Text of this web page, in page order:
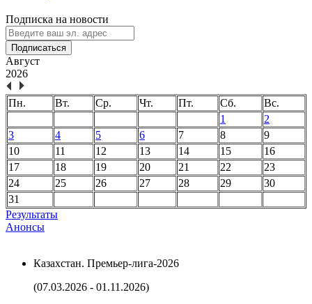
Подписка на новости
Подписаться
Август
2026
Пн. Вт. Ср. Чт. Пт. Сб.
Вс.
1
2
3
4 5 6 7 8
9
10
11 12 13 14 15
16
17
18 19 20 21 22
23
24
25 26 27 28 29
30
31
Результаты
Анонсы
Казахстан. Премьер-лига-2026
(07.03.2026 - 01.11.2026)